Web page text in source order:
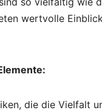
wertvolle
die die Vielfalt